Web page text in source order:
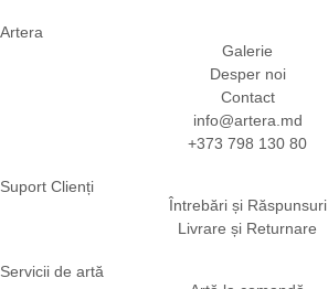
Artera
Galerie
Desper noi
Contact
info@artera.md
+373 798 130 80
Suport Clienți
Întrebări și Răspunsuri
Livrare și Returnare
Servicii de artă